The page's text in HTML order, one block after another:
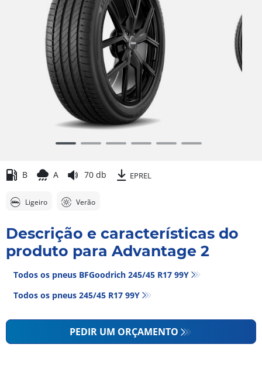
6B A 70 db EPREL
Ligeiro Verão
Descrição e características do
produto para Advantage 2
Todos os pneus BFGoodrich 245/45 R17 99Y
Todos os pneus‎ 245/45 R17 99Y
PEDIR UM ORÇAMENTO